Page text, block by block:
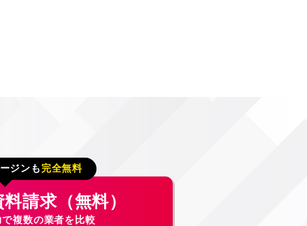
ジンも完全無料
請求（無料）
複数の業者を比較